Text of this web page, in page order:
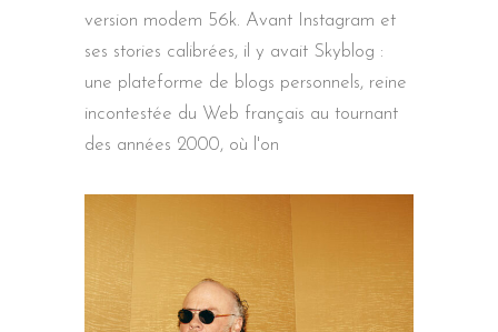
version modem 56k. Avant Instagram et
ses stories calibrées, il y avait Skyblog :
une plateforme de blogs personnels, reine
incontestée du Web français au tournant
des années 2000, où l'on